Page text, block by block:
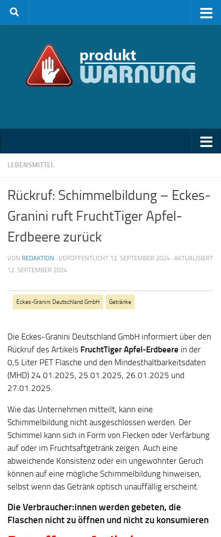
Zum Inhalt springen
LEBENSMITTEL
Rückruf: Schimmelbildung – Eckes-
Granini ruft FruchtTiger Apfel-
Erdbeere zurück
VON REDAKTION · VERÖFFENTLICHT 12. SEPTEMBER 2024 · AKTUALISIERT
12. SEPTEMBER 2024
Eckes-Granini Deutschland GmbH Getränke
Die Eckes-Granini Deutschland GmbH informiert über den
Rückruf des Artikels FruchtTiger Apfel-Erdbeere in der
0,5 Liter PET Flasche und den Mindesthaltbarkeitsdaten
(MHD) 24.01.2025, 25.01.2025, 26.01.2025 und
27.01.2025.
Wie das Unternehmen mitteilt, kann eine
Schimmelbildung nicht ausgeschlossen werden. Der
Schimmel kann sich in Form von Flecken oder Verfärbung
auf oder im Fruchtsaftgetränk zeigen. Auch eine
abweichende Konsistenz oder ein ungewohnter Geruch
können auf eine mögliche Schimmelbildung hinweisen,
selbst wenn das Getränk optisch unauffällig erscheint.
Die Verbraucher:innen werden gebeten, die
Flaschen nicht zu öffnen und nicht zu konsumieren